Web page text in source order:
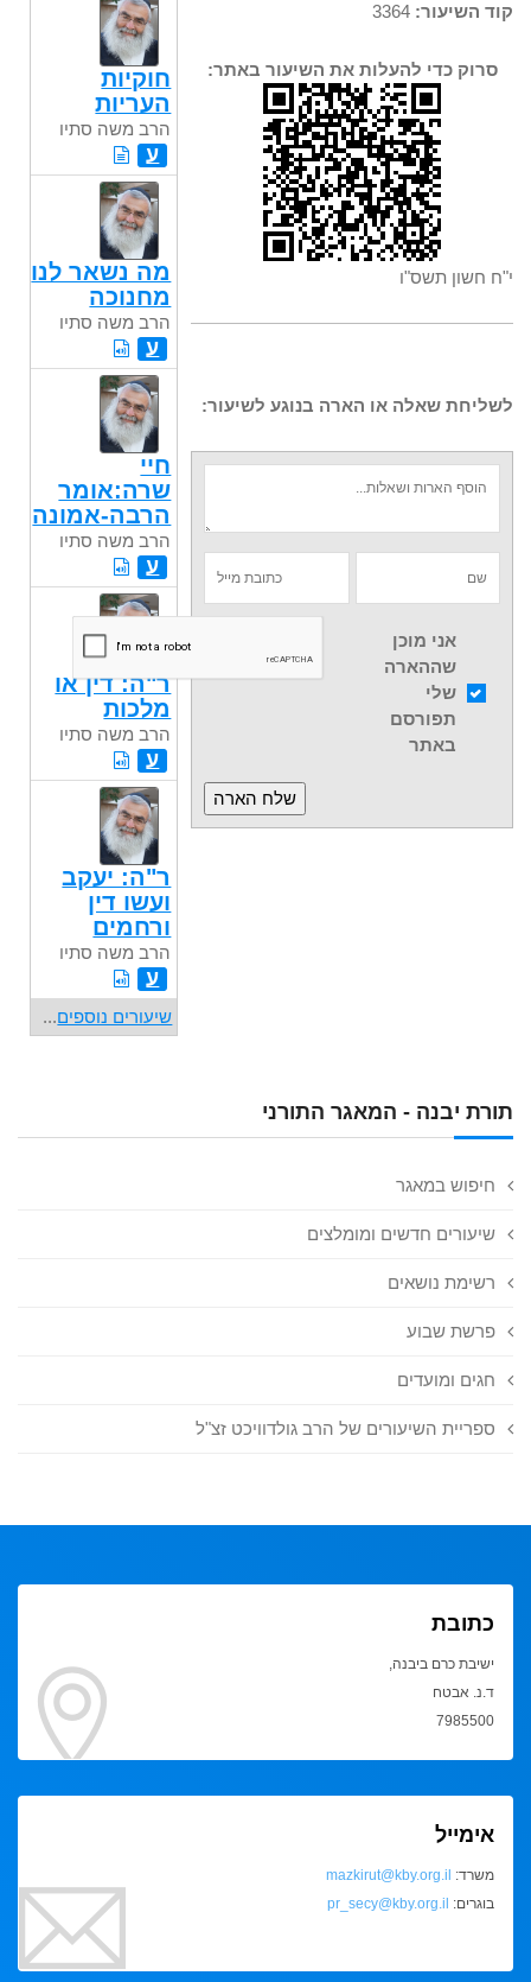
תורת יבנה - המאגר התורני
חיפוש במאגר
שיעורים חדשים ומומלצים
רשימת נושאים
פרשת שבוע
חגים ומועדים
ספריית השיעורים של הרב גולדוויכט זצ"ל
קוד השיעור:
סרוק כדי להעלות את השיעור באתר:
י"ח חשון תשס"ו
לשליחת שאלה או הארה בנוגע לשיעור:
אני מוכן
שההארה
שלי
תפורסם
באתר
חוקיות
העריות
הרב משה סתיו
ע
מה נשאר לנו
מחנוכה
הרב משה סתיו
ע
חיי
שרה:אומר
הרבה-אמונה
הרב משה סתיו
ע
ר"ה: דין או
מלכות
הרב משה סתיו
ע
ר"ה: יעקב
ועשו דין
ורחמים
הרב משה סתיו
ע
שיעורים נוספים...
כתובת
ישיבת כרם ביבנה,
ד.נ. אבטח
7985500
אימייל
משרד: mazkirut@kby.org.il
בוגרים: pr_secy@kby.org.il